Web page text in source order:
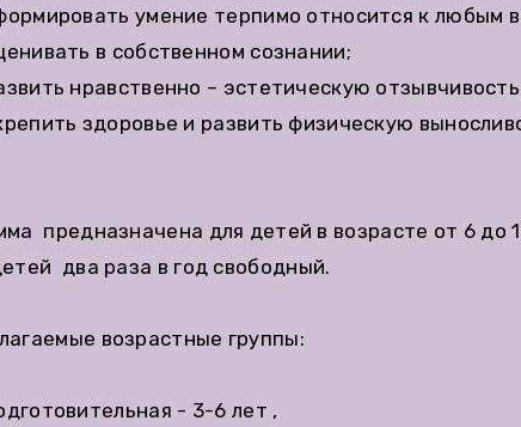
умение терпимо относится к любым
в собственном сознании;
нравственно – эстетическую
здоровье и развить физическую
предназначена для детей в возрасте от 6 до
два раза в год свободный.
возрастные группы:
- 3-6 лет ,